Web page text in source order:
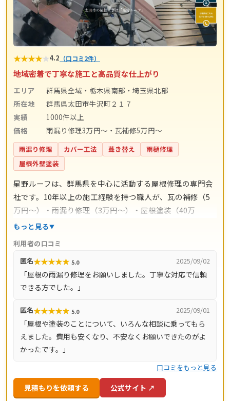
★★★★★4.2 （口コミ2件）
地域密着で丁寧な施工と高品質な仕上がり
エリア
群馬県全域・栃木県南部・埼玉県北部
所在地
群馬県太田市牛沢町２１７
実績
1000件以上
価格
雨漏り修理3万円〜・瓦補修5万円〜
雨漏り修理 カバー工法 葺き替え
雨樋修理
屋根外壁塗装
星野ルーフは、群馬県を中心に活動する屋根修理の専門会
社です。10年以上の施工経験を持つ職人が、瓦の補修（5
万円〜）・雨漏り修理（3万円〜）・屋根塗装（40万
円〜）・屋根カバー工事（80万円〜）・雨樋交換（2万
明示されているため、初めての方でも相談しやすいのが特
徴です。見積り・現地調査・出張費は無料で、火災保険な
どの申請サポートも無料。年中無休（9時〜18時）で受け
付けており、最短即日で駆けつけます。対応エリアは群馬
埼玉県北部（熊谷市・行田市ほか）です。
もっと見る
利用者の口コミ
匿名★★★★★ 5.0 2025/09/02
「屋根の雨漏り修理をお願いしました。丁寧な対応で信頼
できる方でした。」
匿名★★★★★ 5.0 2025/09/01
「屋根や塗装のことについて、いろんな相談に乗ってもら
えました。費用も安くなり、不安なくお願いできたのがよ
かったです。」
口コミをもっと見る
見積もりを依頼する 公式サイト ↗